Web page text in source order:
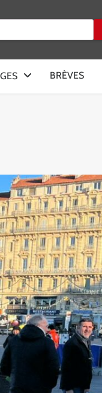
BRÈVES